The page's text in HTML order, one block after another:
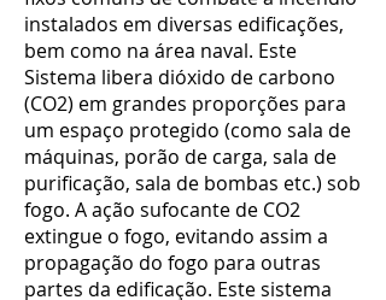
instalados em diversas edificações,
bem como na área naval. Este
Sistema libera dióxido de carbono
(CO2) em grandes proporções para
um espaço protegido (como sala de
máquinas, porão de carga, sala de
purificação, sala de bombas etc.) sob
fogo. A ação sufocante de CO2
extingue o fogo, evitando assim a
propagação do fogo para outras
partes da edificação. Este sistema